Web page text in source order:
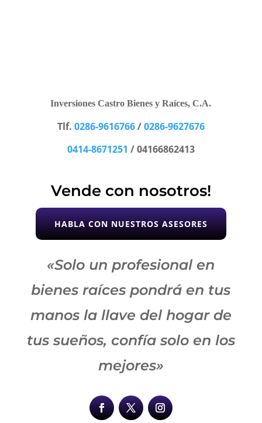
Inversiones Castro Bienes y Raíces, C.A.
Tlf. 0286-9616766/0286-9627676
0414-8671251 / 04166862413
Vende con nosotros!
HABLA CON NUESTROS ASESORES
«Solo un profesional en
bienes raíces pondrá en tus
manos la llave del hogar de
tus sueños, confía solo en los
mejores»